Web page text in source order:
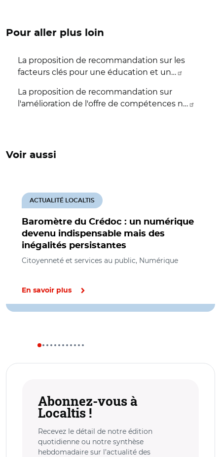
Pour aller plus loin
La proposition de recommandation sur les
facteurs clés pour une éducation et un…
La proposition de recommandation sur
l'amélioration de l'offre de compétences n…
Voir aussi
Baromètre du Crédoc : un numérique
devenu indispensable mais des
inégalités persistantes
ACTUALITÉ LOCALTIS
Citoyenneté et services au public, Numérique
En savoir plus
Abonnez-vous à
Localtis !
Recevez le détail de notre édition
quotidienne ou notre synthèse
hebdomadaire sur l’actualité des